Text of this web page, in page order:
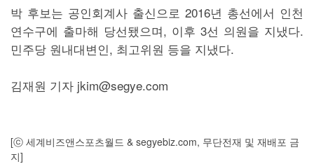
박 후보는 공인회계사 출신으로 2016년 총선에서 인천
연수구에 출마해 당선됐으며, 이후 3선 의원을 지냈다.
민주당 원내대변인, 최고위원 등을 지냈다.
김재원 기자 jkim@segye.com
[ⓒ 세계비즈앤스포츠월드 & segyebiz.com, 무단전재 및 재배포 금
지]